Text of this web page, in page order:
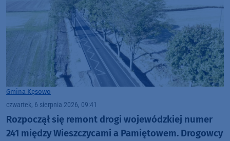
Gmina Kęsowo
czwartek, 6 sierpnia 2026, 09:41
Rozpoczął się remont drogi wojewódzkiej numer
241 między Wieszczycami a Pamiętowem. Drogowcy